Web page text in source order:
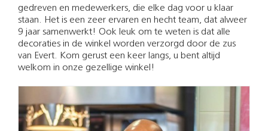
gedreven en medewerkers, die elke dag voor u klaar
staan. Het is een zeer ervaren en hecht team, dat alweer
9 jaar samenwerkt! Ook leuk om te weten is dat alle
decoraties in de winkel worden verzorgd door de zus
van Evert. Kom gerust een keer langs, u bent altijd
welkom in onze gezellige winkel!